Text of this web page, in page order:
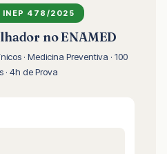
INEP 478/2025
no ENAMED
· Medicina Preventiva · 100
· 4h de Prova